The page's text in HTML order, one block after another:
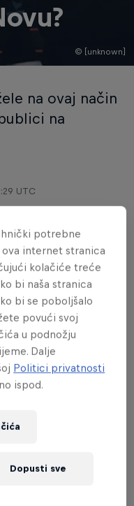
© [unknown]
na ovaj način
na
UTC
gdje je
ekipe emocije su
bio krcat a na
cijele BiH koji su sa
#fmjam19
Drink
potrebne
ova internet stranica
kolačiće treće
bi naša stranica
bi se poboljšalo
povući svoj
u podnožju
Dalje
Politici privatnosti
ispod.
Dopusti sve